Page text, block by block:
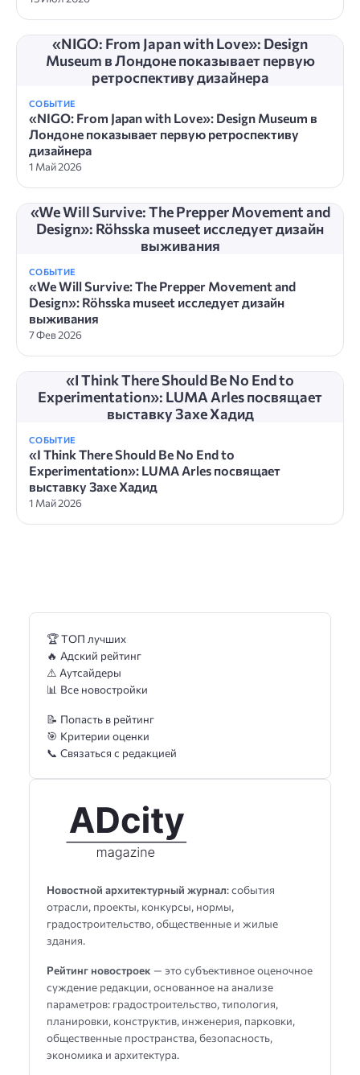
«NIGO: From Japan with Love»: Design
Museum в Лондоне показывает первую
ретроспективу дизайнера
СОБЫТИЕ
«NIGO: From Japan with Love»: Design Museum в
Лондоне показывает первую ретроспективу
дизайнера
1 Май 2026
«We Will Survive: The Prepper Movement and
Design»: Röhsska museet исследует дизайн
выживания
СОБЫТИЕ
«We Will Survive: The Prepper Movement and
Design»: Röhsska museet исследует дизайн
выживания
7 Фев 2026
«I Think There Should Be No End to
Experimentation»: LUMA Arles посвящает
выставку Захе Хадид
СОБЫТИЕ
«I Think There Should Be No End to
Experimentation»: LUMA Arles посвящает
выставку Захе Хадид
1 Май 2026
Новостной архитектурный журнал: события
отрасли, проекты, конкурсы, нормы,
градостроительство, общественные и жилые
здания.
Рейтинг новостроек — это субъективное оценочное
суждение редакции, основанное на анализе
параметров: градостроительство, типология,
планировки, конструктив, инженерия, парковки,
общественные пространства, безопасность,
экономика и архитектура.
🏆 ТОП лучших
🔥 Адский рейтинг
⚠️ Аутсайдеры
📊 Все новостройки
📝 Попасть в рейтинг
🎯 Критерии оценки
📞 Связаться с редакцией